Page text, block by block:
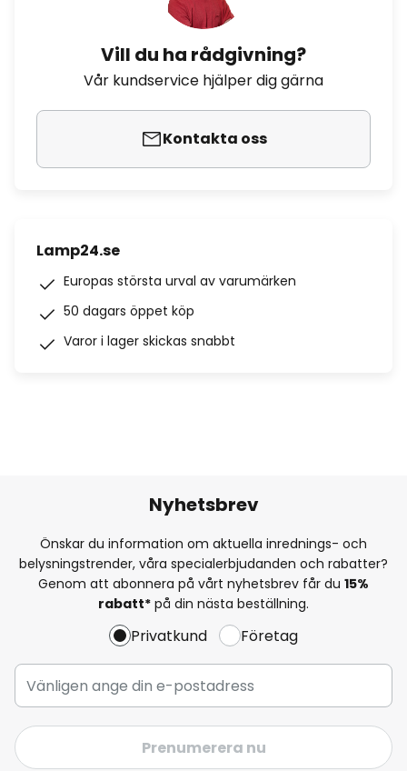
Vill du ha rådgivning?
Vår kundservice hjälper dig gärna
Kontakta oss
Lamp24.se
Europas största urval av varumärken
50 dagars öppet köp
Varor i lager skickas snabbt
Nyhetsbrev
Önskar du information om aktuella inrednings- och
belysningstrender, våra specialerbjudanden och rabatter?
Genom att abonnera på vårt nyhetsbrev får du 15%
rabatt* på din nästa beställning.
Privatkund Företag
Prenumerera nu